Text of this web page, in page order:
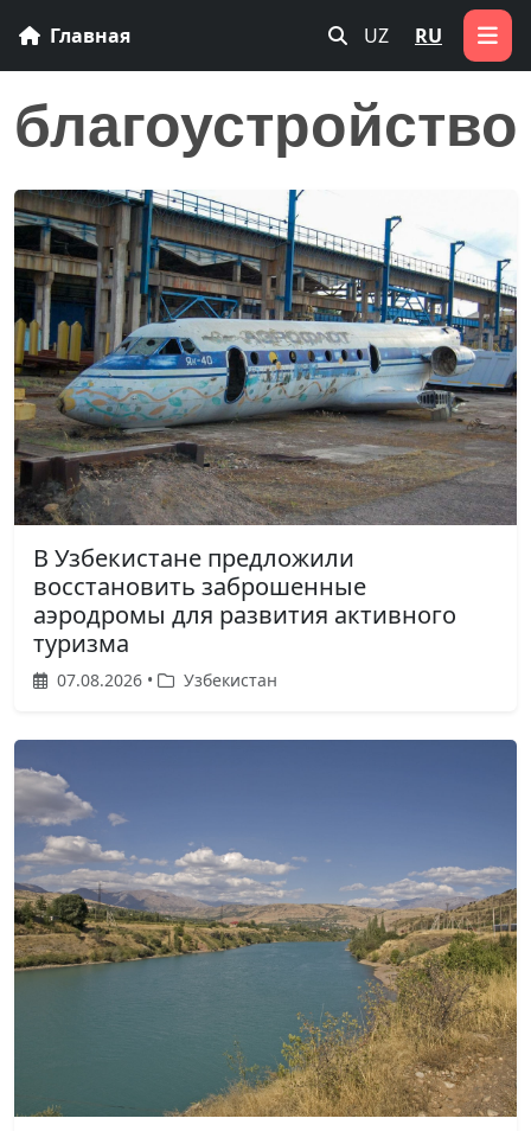
Главная UZ RU
благоустройство
В Узбекистане предложили
восстановить заброшенные
аэродромы для развития активного
туризма
07.08.2026 • Узбекистан